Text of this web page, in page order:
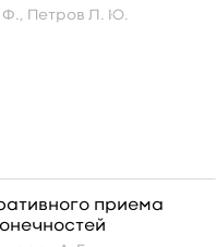
Петров Л. Ю.
приема